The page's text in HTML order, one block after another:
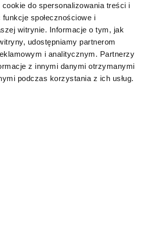
do spersonalizowania treści i
społecznościowe i
witrynie. Informacje o tym, jak
udostępniamy partnerom
i analitycznym. Partnerzy
z innymi danymi otrzymanymi
podczas korzystania z ich usług.
łaknienia
je ziemię, kamienie, patyki czy
i celowo, nie zwlekaj z wizytą u
uzależniona jest od
problem, dlatego należy